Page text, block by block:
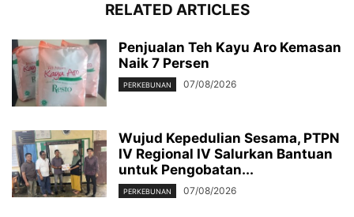
RELATED ARTICLES
Penjualan Teh Kayu Aro Kemasan
Naik 7 Persen
PERKEBUNAN 07/08/2026
Wujud Kepedulian Sesama, PTPN
IV Regional IV Salurkan Bantuan
untuk Pengobatan...
PERKEBUNAN 07/08/2026